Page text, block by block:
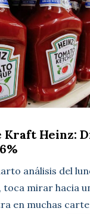
Kraft Heinz:
análisis del
toca mirar hacia
en muchas